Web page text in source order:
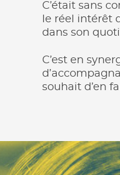
C’était sans
le réel intérêt
dans son
C’est en
souhait d’en